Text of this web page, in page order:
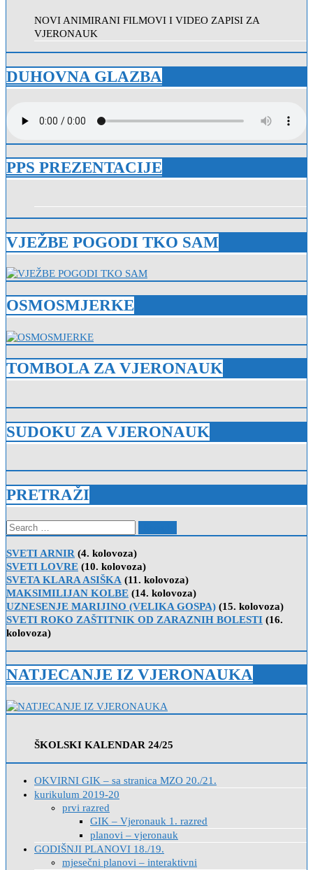
NOVI ANIMIRANI FILMOVI I VIDEO ZAPISI ZA
VJERONAUK
DUHOVNA GLAZBA
PPS PREZENTACIJE
VJEŽBE POGODI TKO SAM
OSMOSMJERKE
TOMBOLA ZA VJERONAUK
SUDOKU ZA VJERONAUK
PRETRAŽI
Search
for:
SVETI ARNIR (4. kolovoza)
SVETI LOVRE (10. kolovoza)
SVETA KLARA ASIŠKA (11. kolovoza)
MAKSIMILIJAN KOLBE (14. kolovoza)
UZNESENJE MARIJINO (VELIKA GOSPA) (15. kolovoza)
SVETI ROKO ZAŠTITNIK OD ZARAZNIH BOLESTI (16.
kolovoza)
NATJECANJE IZ VJERONAUKA
ŠKOLSKI KALENDAR 24/25
OKVIRNI GIK – sa stranica MZO 20./21.
kurikulum 2019-20
prvi razred
GIK – Vjeronauk 1. razred
planovi – vjeronauk
GODIŠNJI PLANOVI 18./19.
mjesečni planovi – interaktivni